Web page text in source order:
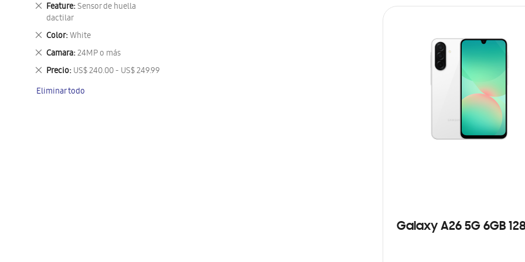
Galaxy A26 5G 6GB
artículo
Feature Sensor de huella
dactilar
Eliminar
este
artículo
Color White
Eliminar
este
artículo
Camara 24MP o más
Eliminar
este
artículo
Precio US$ 240.00 - US$ 249.99
Eliminar
artículo
Eliminar todo